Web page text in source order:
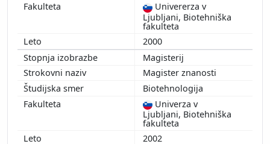
2003
2004
2005
2006
2009
Univererza v
Ljubljani, Biotehniška
fakulteta
2000
Magisterij
Magister znanosti
Biotehnologija
Univerza v
Ljubljani, Biotehniška
fakulteta
2002